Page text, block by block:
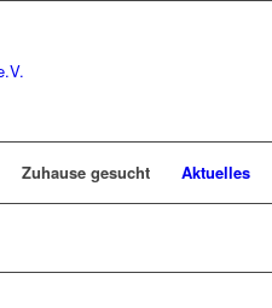
Zuhause gesucht Aktuelles